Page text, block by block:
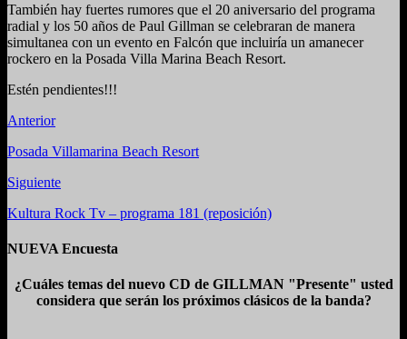
También hay fuertes rumores que el 20 aniversario del programa
radial y los 50 años de Paul Gillman se celebraran de manera
simultanea con un evento en Falcón que incluiría un amanecer
rockero en la Posada Villa Marina Beach Resort.
Estén pendientes!!!
Anterior
Posada Villamarina Beach Resort
Siguiente
Kultura Rock Tv – programa 181 (reposición)
NUEVA Encuesta
¿Cuáles temas del nuevo CD de GILLMAN "Presente" usted
considera que serán los próximos clásicos de la banda?